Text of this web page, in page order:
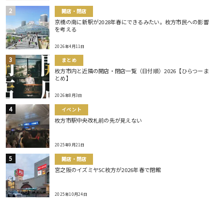
開店・閉店
京橋の南に新駅が2028年春にできるみたい。枚方市民への影響
を考える
2026年4月11日
まとめ
枚方市内と近隣の開店・閉店一覧（日付順）2026【ひらつーま
とめ】
2026年8月3日
イベント
枚方市駅中央改札前の先が見えない
2025年9月21日
開店・閉店
宮之阪のイズミヤSC枚方が2026年春で閉館
2025年10月24日